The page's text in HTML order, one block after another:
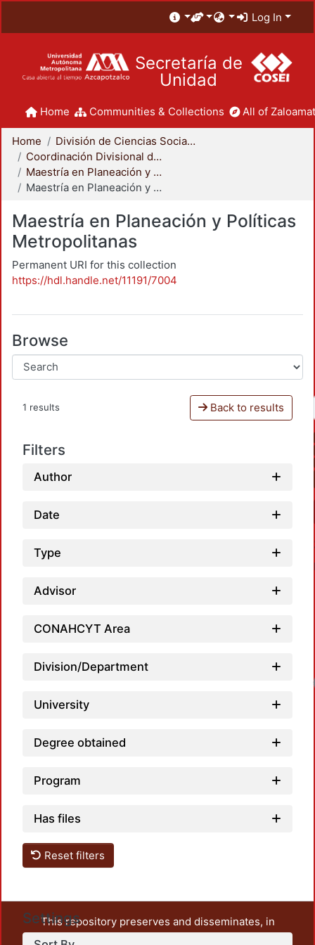
Log In
Secretaría de
Unidad
Home Communities & Collections All of
Home
División de Ciencias Sociales y Humanidades
Coordinación Divisional de Posgrado
Maestría en Planeación y Políticas Metropolitanas
Maestría en Planeación y Políticas Metropolitanas
Maestría en Planeación y Políticas
Metropolitanas
Permanent URI for this collection
https://hdl.handle.net/11191/7004
Browse
1 results Back to results
Filters
Author
Date
Type
Advisor
CONAHCYT Area
Division/Department
University
Degree obtained
Program
Has files
Reset filters
Settings
This repository preserves and disseminates, in
unrestricted open access, the teaching and research